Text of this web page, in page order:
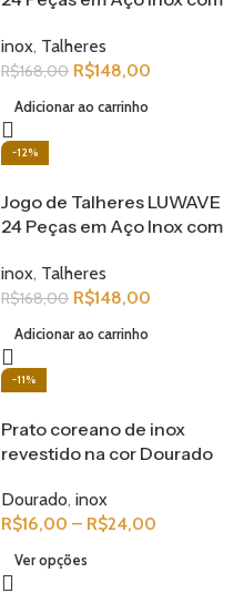
Clássico e Elegante
inox, Talheres
R$168,00 R$148,00
Adicionar ao carrinho
-12%
Jogo de Talheres LUWAVE
24 Peças em Aço Inox com
Clássico e Elegante
inox, Talheres
R$168,00 R$148,00
Adicionar ao carrinho
-11%
Prato coreano de inox
revestido na cor Dourado
Dourado, inox
R$16,00 – R$24,00
Ver opções